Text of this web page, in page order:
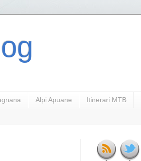
Alpi Apuane Itinerari MTB